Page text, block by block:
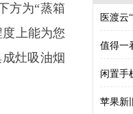
方为“蒸箱
上能为您
灶吸油烟
医渡云
值得一
闲置手
苹果新